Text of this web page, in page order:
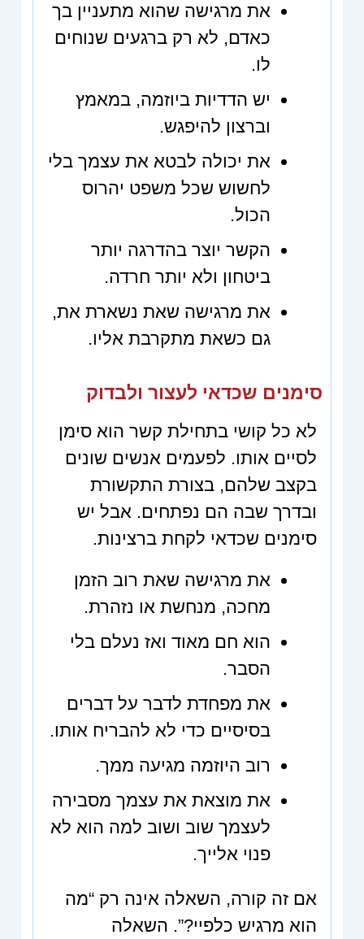
את מרגישה שהוא מתעניין בך
כאדם, לא רק ברגעים שנוחים
לו.
יש הדדיות ביוזמה, במאמץ
וברצון להיפגש.
את יכולה לבטא את עצמך בלי
לחשוש שכל משפט יהרוס
הכול.
הקשר יוצר בהדרגה יותר
ביטחון ולא יותר חרדה.
את מרגישה שאת נשארת את,
גם כשאת מתקרבת אליו.
סימנים שכדאי לעצור ולבדוק
לא כל קושי בתחילת קשר הוא סימן
לסיים אותו. לפעמים אנשים שונים
בקצב שלהם, בצורת התקשורת
ובדרך שבה הם נפתחים. אבל יש
סימנים שכדאי לקחת ברצינות.
את מרגישה שאת רוב הזמן
מחכה, מנחשת או נזהרת.
הוא חם מאוד ואז נעלם בלי
הסבר.
את מפחדת לדבר על דברים
בסיסיים כדי לא להבריח אותו.
רוב היוזמה מגיעה ממך.
את מוצאת את עצמך מסבירה
לעצמך שוב ושוב למה הוא לא
פנוי אלייך.
אם זה קורה, השאלה אינה רק “מה
הוא מרגיש כלפיי?”. השאלה